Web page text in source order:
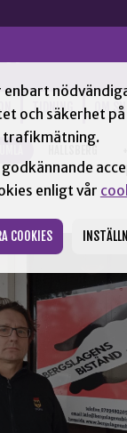
enbart
och säkerhet på
trafikmätning.
enligt vår
COOKIES
TIDNING OM SNN
HALLSBERG